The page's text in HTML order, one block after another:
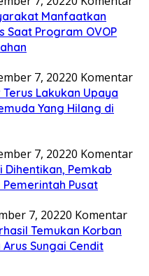
Manfaatkan
Saat Program OVOP
7, 20220 Komentar
Lakukan Upaya
Yang Hilang di
7, 20220 Komentar
Dihentikan, Pemkab
Pusat
7, 20220 Komentar
Temukan Korban
Sungai Cendit